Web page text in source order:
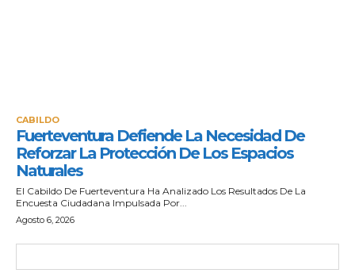
CABILDO
Fuerteventura Defiende La Necesidad De
Reforzar La Protección De Los Espacios
Naturales
El Cabildo De Fuerteventura Ha Analizado Los Resultados De La
Encuesta Ciudadana Impulsada Por...
Agosto 6, 2026